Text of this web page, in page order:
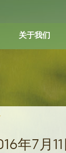
关于我们
年7月11